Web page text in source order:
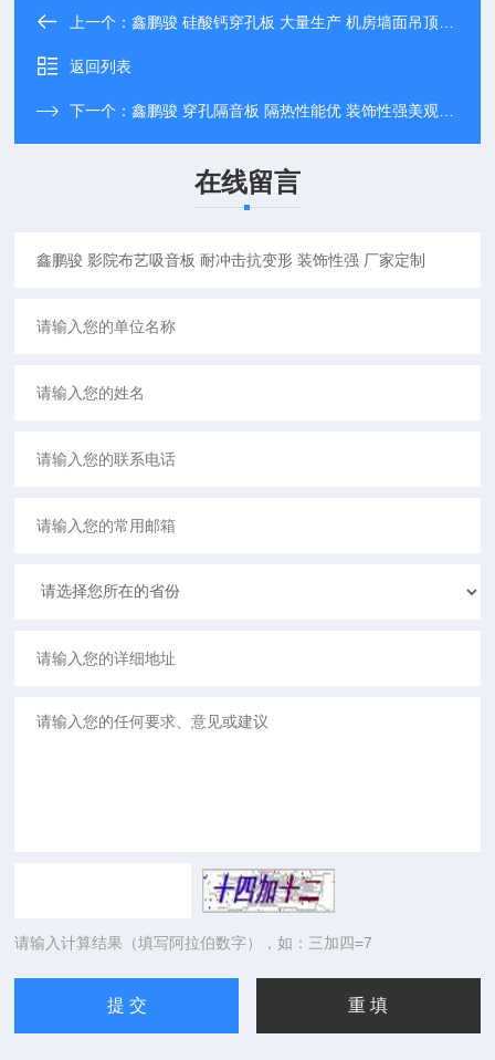
上一个：鑫鹏骏 硅酸钙穿孔板 大量生产 机房墙面吊顶用天花板 诚信经营
返回列表
下一个：鑫鹏骏 穿孔隔音板 隔热性能优 装饰性强美观大方 大量批发
在线留言
请输入计算结果（填写阿拉伯数字），如：三加四=7